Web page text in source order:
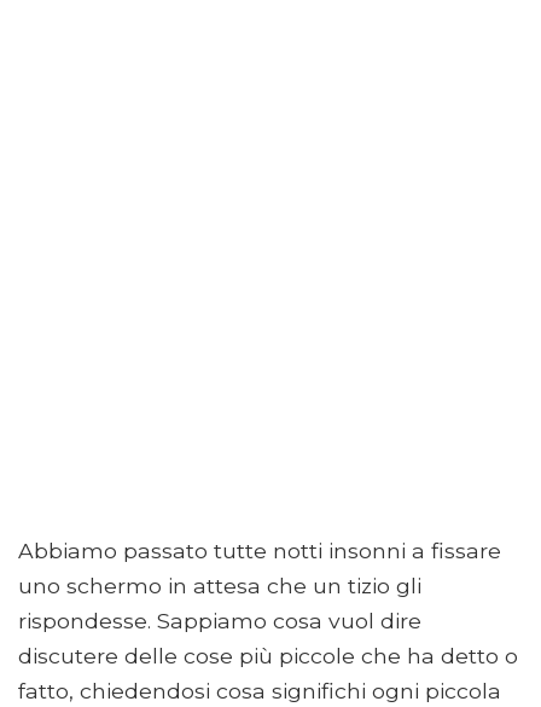
Abbiamo passato tutte notti insonni a fissare
uno schermo in attesa che un tizio gli
rispondesse. Sappiamo cosa vuol dire
discutere delle cose più piccole che ha detto o
fatto, chiedendosi cosa significhi ogni piccola